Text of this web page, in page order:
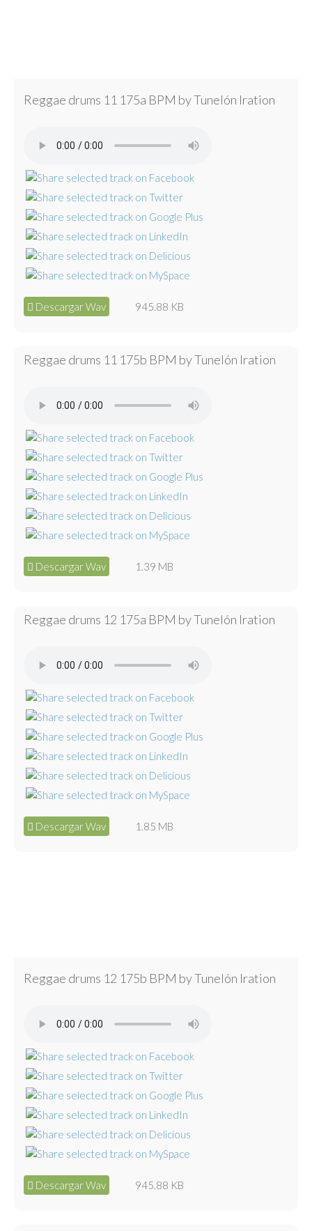
Reggae drums 11 175a BPM by Tunelón Iration
Descargar Wav 945.88 KB
Reggae drums 11 175b BPM by Tunelón Iration
Descargar Wav 1.39 MB
Reggae drums 12 175a BPM by Tunelón Iration
Descargar Wav 1.85 MB
Reggae drums 12 175b BPM by Tunelón Iration
Descargar Wav 945.88 KB